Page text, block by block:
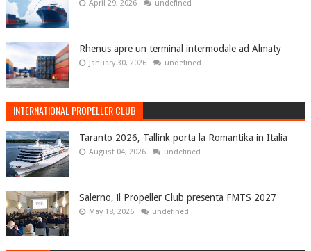
April 29, 2026 undefined
Rhenus apre un terminal intermodale ad Almaty
January 30, 2026 undefined
INTERNATIONAL PROPELLER CLUB
Taranto 2026, Tallink porta la Romantika in Italia
August 04, 2026 undefined
Salerno, il Propeller Club presenta FMTS 2027
May 18, 2026 undefined